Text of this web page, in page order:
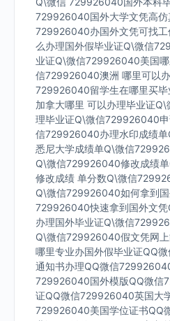
729926040国外大学文凭高仿
729926040办国外文凭可找
么办理国外假毕业证Q\微信
业证Q\微信729926040美国
信729926040澳洲 哪里可以
729926040留学生在哪里买
加拿大哪里 可以办理毕业证
理毕业证Q\微信729926040
信729926040办理水印成绩
悉尼大学成绩单Q\微信
Q\微信729926040修改成绩
修改成绩 单分数Q\微信
Q\微信729926040如何拿到
729926040快速拿到国外文
办理国外毕业证Q\微信
Q\微信729926040假文凭网
哪里专业办国外假毕业证QQ
通知书办理QQ微信
729926040国外模版QQ微信
证QQ微信729926040英国大
729926040美国学位证书QQ